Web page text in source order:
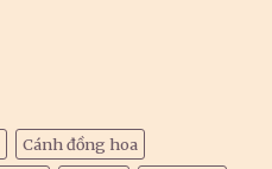
Cánh đồng hoa